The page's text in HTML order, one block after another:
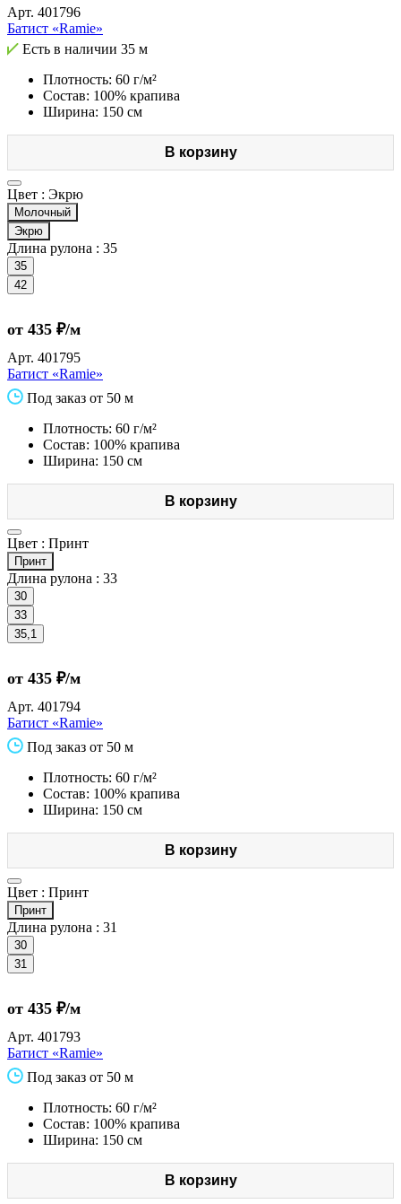
Арт. 401796
Батист «Ramie»
Есть в наличии 35 м
Плотность: 60 г/м²
Состав: 100% крапива
Ширина: 150 см
В корзину
Цвет : Экрю
Молочный
Экрю
Длина рулона : 35
35
42
от 435 ₽/м
Арт. 401795
Батист «Ramie»
Под заказ от 50 м
Плотность: 60 г/м²
Состав: 100% крапива
Ширина: 150 см
В корзину
Цвет : Принт
Принт
Длина рулона : 33
30
33
35,1
от 435 ₽/м
Арт. 401794
Батист «Ramie»
Под заказ от 50 м
Плотность: 60 г/м²
Состав: 100% крапива
Ширина: 150 см
В корзину
Цвет : Принт
Принт
Длина рулона : 31
30
31
от 435 ₽/м
Арт. 401793
Батист «Ramie»
Под заказ от 50 м
Плотность: 60 г/м²
Состав: 100% крапива
Ширина: 150 см
В корзину